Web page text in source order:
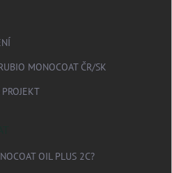
MONOCOAT ČR/SK
OIL PLUS 2C?